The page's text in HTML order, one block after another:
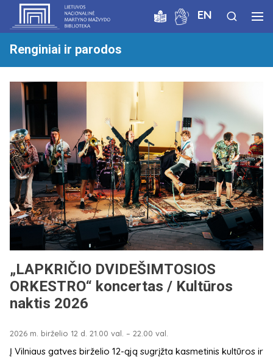
EN
Renginiai ir parodos
„LAPKRIČIO DVIDEŠIMTOSIOS
ORKESTRO“ koncertas / Kultūros
naktis 2026
2026 m. birželio 12 d. 21.00 val. – 22.00 val.
Į Vilniaus gatves birželio 12-ąją sugrįžta kasmetinis kultūros ir